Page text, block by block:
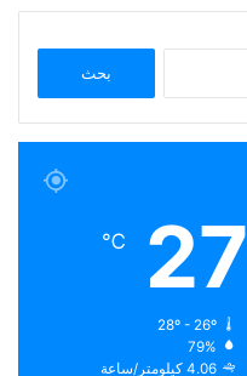
27
℃
28º - 26º
79%
4.06 كيلومتر/ساعة